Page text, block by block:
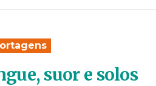
suor e solos